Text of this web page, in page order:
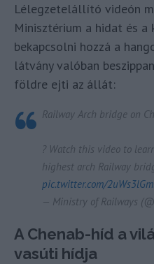
Lélegzetelállító videón
Minisztérium a hidat és a
bekapcsolni hozzá a
látvány valóban
földre ejti az állát:
Railway Arch bridge on
? Watch this video to
highest arch Railway
pic.twitter.com/
— Ministry of Railways
A Chenab-híd a
vasúti hídja